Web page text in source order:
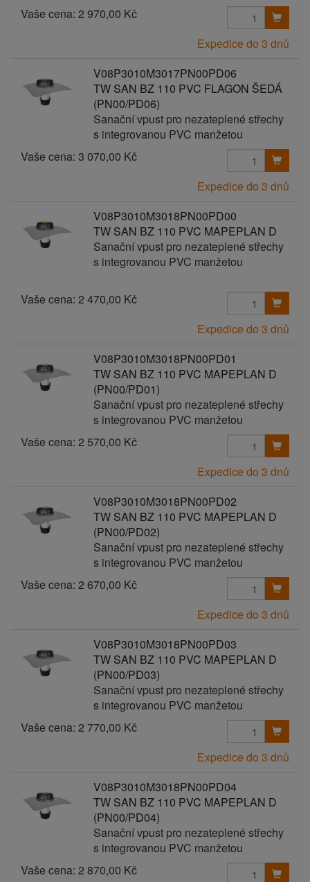
Vaše cena: 2 970,00 Kč
Expedice do 3 dnů
V08P3010M3017PN00PD06
TW SAN BZ 110 PVC FLAGON ŠEDÁ
(PN00/PD06)
Sanační vpust pro nezateplené střechy
s integrovanou PVC manžetou
Vaše cena: 3 070,00 Kč
Expedice do 3 dnů
V08P3010M3018PN00PD00
TW SAN BZ 110 PVC MAPEPLAN D
Sanační vpust pro nezateplené střechy
s integrovanou PVC manžetou
Vaše cena: 2 470,00 Kč
Expedice do 3 dnů
V08P3010M3018PN00PD01
TW SAN BZ 110 PVC MAPEPLAN D
(PN00/PD01)
Sanační vpust pro nezateplené střechy
s integrovanou PVC manžetou
Vaše cena: 2 570,00 Kč
Expedice do 3 dnů
V08P3010M3018PN00PD02
TW SAN BZ 110 PVC MAPEPLAN D
(PN00/PD02)
Sanační vpust pro nezateplené střechy
s integrovanou PVC manžetou
Vaše cena: 2 670,00 Kč
Expedice do 3 dnů
V08P3010M3018PN00PD03
TW SAN BZ 110 PVC MAPEPLAN D
(PN00/PD03)
Sanační vpust pro nezateplené střechy
s integrovanou PVC manžetou
Vaše cena: 2 770,00 Kč
Expedice do 3 dnů
V08P3010M3018PN00PD04
TW SAN BZ 110 PVC MAPEPLAN D
(PN00/PD04)
Sanační vpust pro nezateplené střechy
s integrovanou PVC manžetou
Vaše cena: 2 870,00 Kč